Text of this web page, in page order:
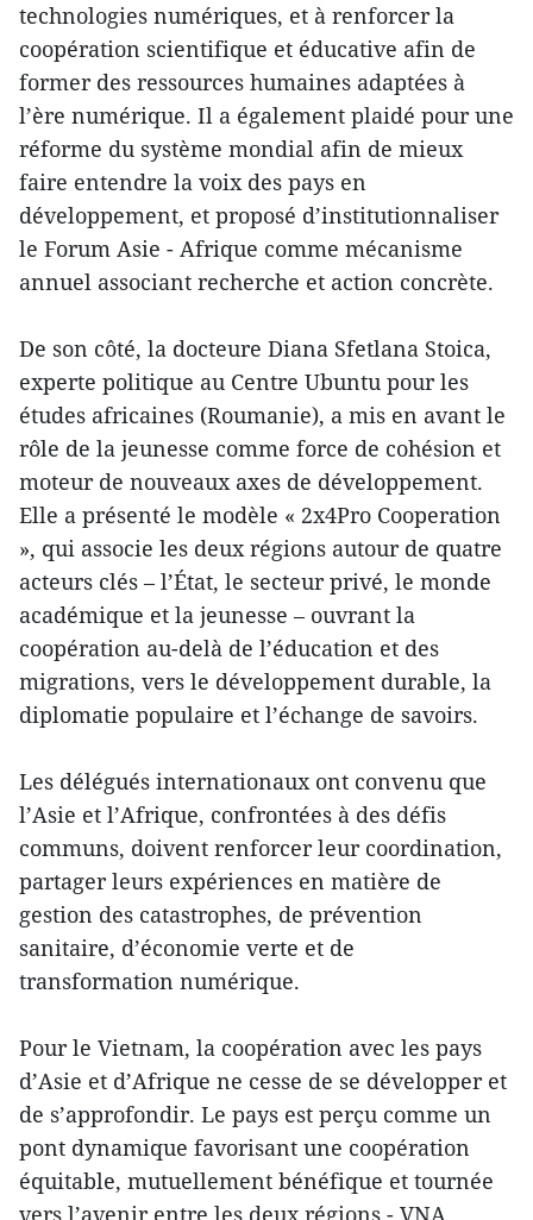
technologies numériques, et à renforcer la
coopération scientifique et éducative afin de
former des ressources humaines adaptées à
l’ère numérique. Il a également plaidé pour une
réforme du système mondial afin de mieux
faire entendre la voix des pays en
développement, et proposé d’institutionnaliser
le Forum Asie - Afrique comme mécanisme
annuel associant recherche et action concrète.
De son côté, la docteure Diana Sfetlana Stoica,
experte politique au Centre Ubuntu pour les
études africaines (Roumanie), a mis en avant le
rôle de la jeunesse comme force de cohésion et
moteur de nouveaux axes de développement.
Elle a présenté le modèle « 2x4Pro Cooperation
», qui associe les deux régions autour de quatre
acteurs clés – l’État, le secteur privé, le monde
académique et la jeunesse – ouvrant la
coopération au-delà de l’éducation et des
migrations, vers le développement durable, la
diplomatie populaire et l’échange de savoirs.
Les délégués internationaux ont convenu que
l’Asie et l’Afrique, confrontées à des défis
communs, doivent renforcer leur coordination,
partager leurs expériences en matière de
gestion des catastrophes, de prévention
sanitaire, d’économie verte et de
transformation numérique.
Pour le Vietnam, la coopération avec les pays
d’Asie et d’Afrique ne cesse de se développer et
de s’approfondir. Le pays est perçu comme un
pont dynamique favorisant une coopération
équitable, mutuellement bénéfique et tournée
vers l’avenir entre les deux régions.- VNA